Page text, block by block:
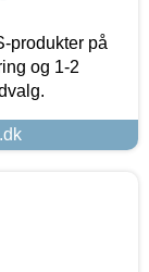
produkter på
og 1-2